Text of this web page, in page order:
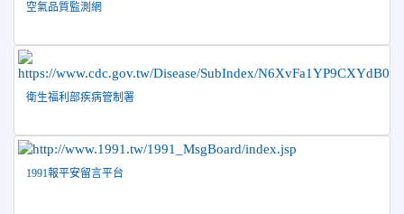
容
榮譽
球錦標賽 榮獲亞軍！
2026-04-09
公告
2026-04-08
榮譽 115年PaGamO寒假作業獲獎名單
空氣品質監測網
衛生福利部疾病管制署
1991報平安留言平台